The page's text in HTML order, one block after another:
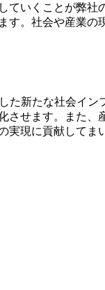
いくことが弊
。社会や産業
新たな社会イン
せます。また、
現に貢献してま